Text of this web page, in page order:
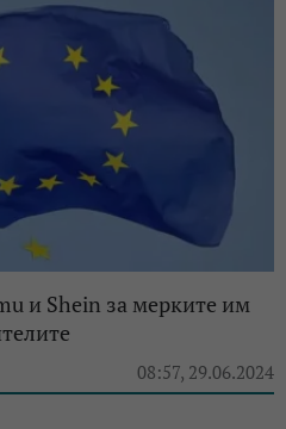
и Shein за мерките им
08:57, 29.06.2024